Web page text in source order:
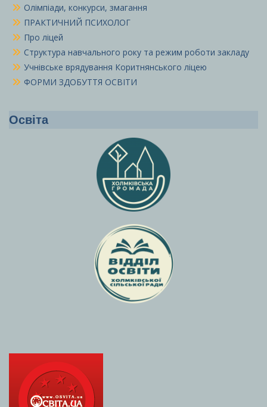
Олімпіади, конкурси, змагання
ПРАКТИЧНИЙ ПСИХОЛОГ
Про ліцей
Структура навчального року та режим роботи закладу
Учнівське врядування Коритнянського ліцею
ФОРМИ ЗДОБУТТЯ ОСВІТИ
Освіта